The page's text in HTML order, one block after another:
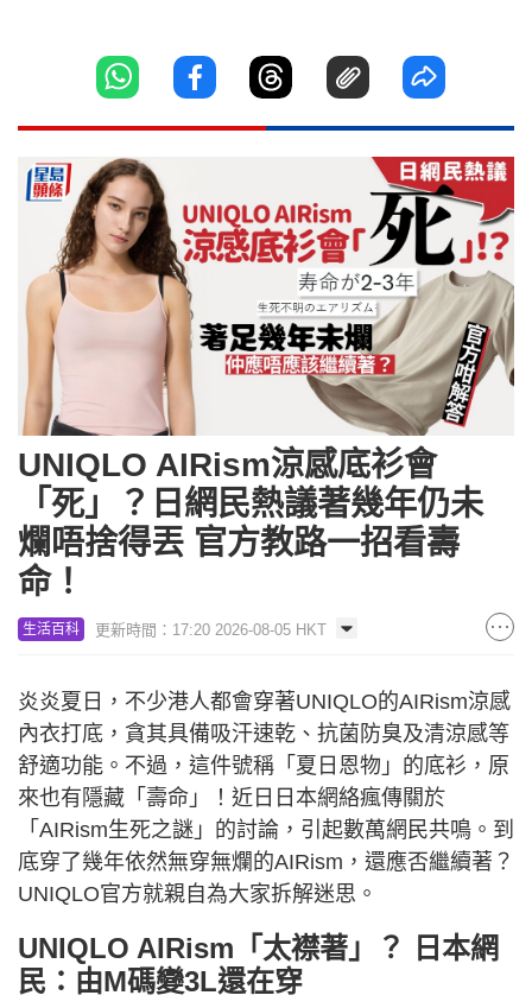
UNIQLO AIRism涼感底衫會
「死」？日網民熱議著幾年仍未
爛唔捨得丟 官方教路一招看壽
命！
生活百科 更新時間：17:20 2026-08-05 HKT
炎炎夏日，不少港人都會穿著UNIQLO的AIRism涼感
內衣打底，貪其具備吸汗速乾、抗菌防臭及清涼感等
舒適功能。不過，這件號稱「夏日恩物」的底衫，原
來也有隱藏「壽命」！近日日本網絡瘋傳關於
「AIRism生死之謎」的討論，引起數萬網民共鳴。到
底穿了幾年依然無穿無爛的AIRism，還應否繼續著？
UNIQLO官方就親自為大家拆解迷思。
UNIQLO AIRism「太襟著」？ 日本網
民：由M碼變3L還在穿